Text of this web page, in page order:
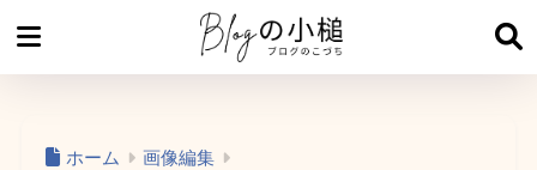
ホーム 画像編集